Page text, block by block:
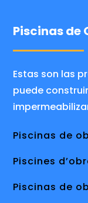
Piscinas de
Estas son las
puede
Piscinas de
Piscines
Piscinas de